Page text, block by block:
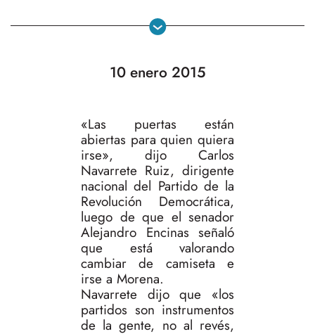
10 enero 2015
«Las puertas están
abiertas para quien quiera
irse», dijo Carlos
Navarrete Ruiz, dirigente
nacional del Partido de la
Revolución Democrática,
luego de que el senador
Alejandro Encinas señaló
que está valorando
cambiar de camiseta e
irse a Morena.
Navarrete dijo que «los
partidos son instrumentos
de la gente, no al revés,